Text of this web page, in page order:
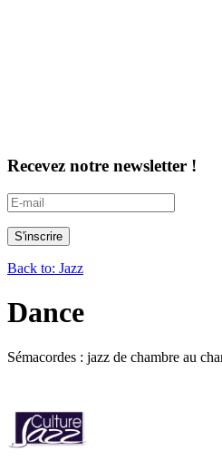
Recevez notre newsletter !
Back to: Jazz
Dance
Sémacordes : jazz de chambre au